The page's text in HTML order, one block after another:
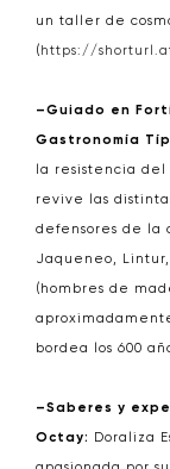
un taller de
(https://
–Guiado en
Gastronomía
la resistencia
revive las
defensores de la
Jaqueneo,
(hombres de
bordea los 600
–Saberes y
Octay: Doraliza